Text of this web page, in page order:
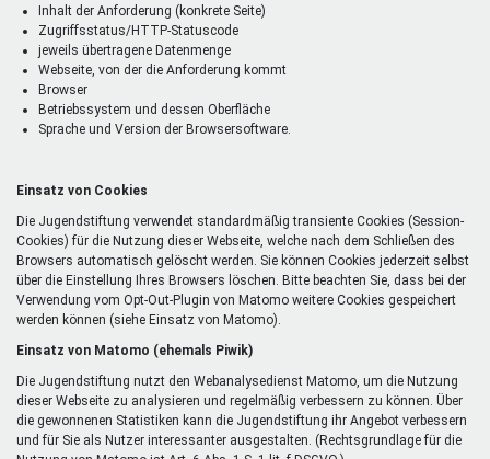
Inhalt der Anforderung (konkrete Seite)
Zugriffsstatus/HTTP-Statuscode
jeweils übertragene Datenmenge
Webseite, von der die Anforderung kommt
Browser
Betriebssystem und dessen Oberfläche
Sprache und Version der Browsersoftware.
Einsatz von Cookies
Die Jugendstiftung verwendet standardmäßig transiente Cookies (Session-
Cookies) für die Nutzung dieser Webseite, welche nach dem Schließen des
Browsers automatisch gelöscht werden. Sie können Cookies jederzeit selbst
über die Einstellung Ihres Browsers löschen. Bitte beachten Sie, dass bei der
Verwendung vom Opt-Out-Plugin von Matomo weitere Cookies gespeichert
werden können (siehe Einsatz von Matomo).
Einsatz von Matomo (ehemals Piwik)
Die Jugendstiftung nutzt den Webanalysedienst Matomo, um die Nutzung
dieser Webseite zu analysieren und regelmäßig verbessern zu können. Über
die gewonnenen Statistiken kann die Jugendstiftung ihr Angebot verbessern
und für Sie als Nutzer interessanter ausgestalten. (Rechtsgrundlage für die